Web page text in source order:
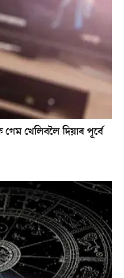
গেম খেলিবলৈ দিয়াৰ পূৰ্বে